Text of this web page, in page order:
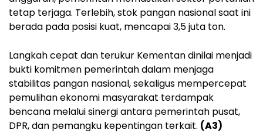
tetap terjaga. Terlebih, stok pangan nasional saat ini
berada pada posisi kuat, mencapai 3,5 juta ton.
Langkah cepat dan terukur Kementan dinilai menjadi
bukti komitmen pemerintah dalam menjaga
stabilitas pangan nasional, sekaligus mempercepat
pemulihan ekonomi masyarakat terdampak
bencana melalui sinergi antara pemerintah pusat,
DPR, dan pemangku kepentingan terkait. (A3)